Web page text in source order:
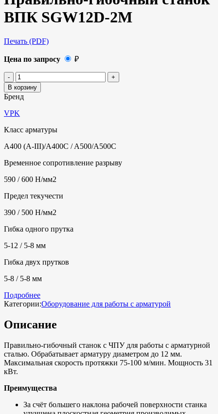
ВПК SGW12D-2M
Печать (PDF)
Цена по запросу ₽
В корзину
Бренд
VPK
Класс арматуры
A400 (A-III)/A400C / A500/A500C
Временное сопротивление разрыву
590 / 600 Н/мм2
Предел текучести
390 / 500 Н/мм2
Гибка одного прутка
5-12 / 5-8 мм
Гибка двух прутков
5-8 / 5-8 мм
Подробнее
Категории:Оборудование для работы с арматурой
Описание
Правильно-гибочный станок с ЧПУ для работы с арматурной
сталью. Обрабатывает арматуру диаметром до 12 мм.
Максимальная скорость протяжки 75-100 м/мин. Мощность 31
кВт.
Преимущества
За счёт большего наклона рабочей поверхности станка